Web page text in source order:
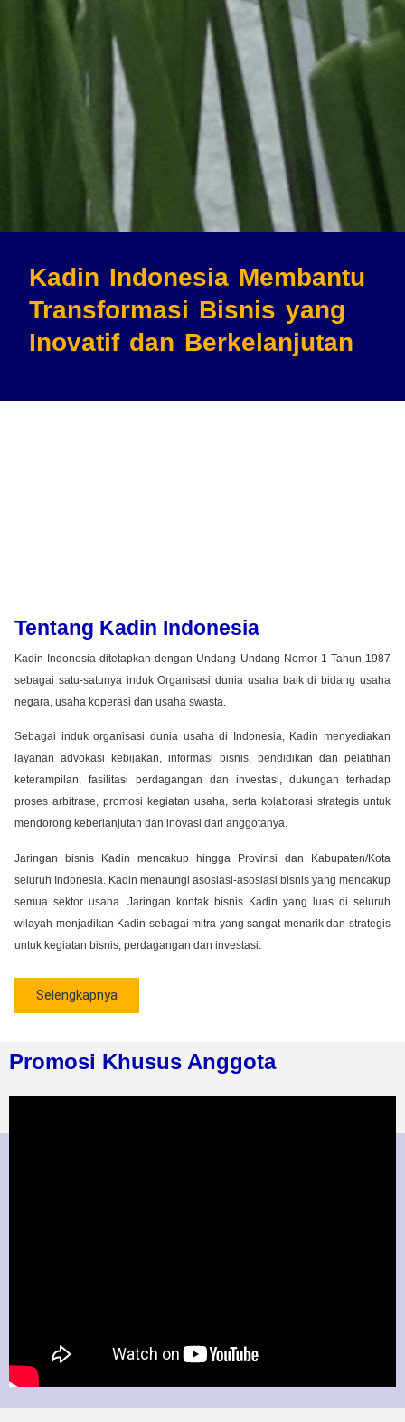
Kadin Indonesia Membantu
Transformasi Bisnis yang
Inovatif dan Berkelanjutan
Tentang Kadin Indonesia
Kadin Indonesia ditetapkan dengan Undang Undang Nomor 1 Tahun 1987
sebagai satu-satunya induk Organisasi dunia usaha baik di bidang usaha
negara, usaha koperasi dan usaha swasta.
Sebagai induk organisasi dunia usaha di Indonesia, Kadin menyediakan
layanan advokasi kebijakan, informasi bisnis, pendidikan dan pelatihan
keterampilan, fasilitasi perdagangan dan investasi, dukungan terhadap
proses arbitrase, promosi kegiatan usaha, serta kolaborasi strategis untuk
mendorong keberlanjutan dan inovasi dari anggotanya.
Jaringan bisnis Kadin mencakup hingga Provinsi dan Kabupaten/Kota
seluruh Indonesia. Kadin menaungi asosiasi-asosiasi bisnis yang mencakup
semua sektor usaha. Jaringan kontak bisnis Kadin yang luas di seluruh
wilayah menjadikan Kadin sebagai mitra yang sangat menarik dan strategis
untuk kegiatan bisnis, perdagangan dan investasi.
Selengkapnya
Promosi Khusus Anggota